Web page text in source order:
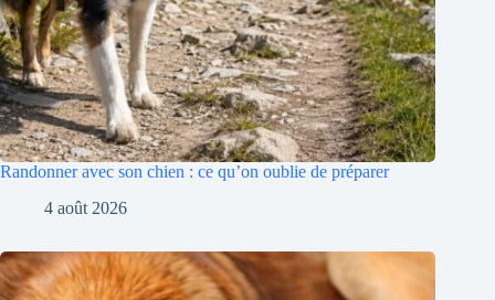
Randonner avec son chien : ce qu’on oublie de préparer
4 août 2026